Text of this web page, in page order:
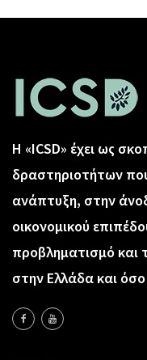
Η «ICSD» έχει ως
δραστηριοτήτων
ανάπτυξη, στην
οικονομικού
προβληματισμό και
στην Ελλάδα και